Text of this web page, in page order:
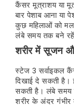
कैंसर मूत्राशय या
बार पेशाब आना या
कुछ महिलाओं को मल
लंबे समय तक बने रहें,
शरीर में सूजन
स्टेज 3 सर्वाइकल
दिखाई दे सकती
सकती है। लंबे समय
शरीर के अंदर गंभीर